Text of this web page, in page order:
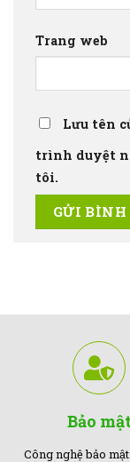
Trang web
Lưu tên
trình duyệt
tôi.
Bảo
Công nghệ bảo mật